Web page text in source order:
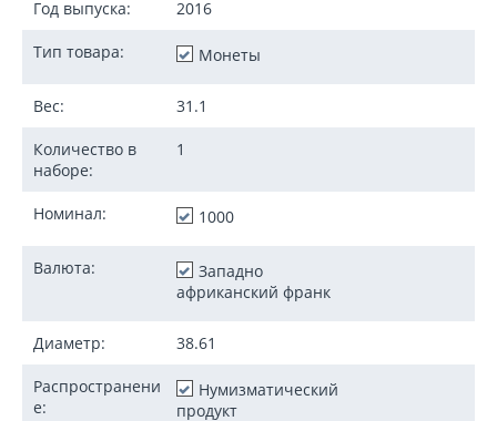
Год выпуска: 2016
Тип товара: Монеты
Вес: 31.1
Количество в
наборе:
1
Номинал: 1000
Валюта:
Западно
африканский франк
Диаметр: 38.61
Распространени
е:
Нумизматический
продукт